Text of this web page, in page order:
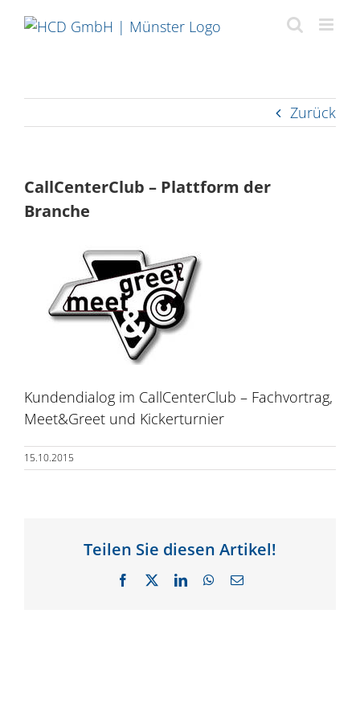
Inhalt
Zurück
CallCenterClub – Plattform der
Branche
Kundendialog im CallCenterClub – Fachvortrag,
Meet&Greet und Kickerturnier
15.10.2015
Teilen Sie diesen Artikel!
Facebook LinkedInWhatsApp
E-